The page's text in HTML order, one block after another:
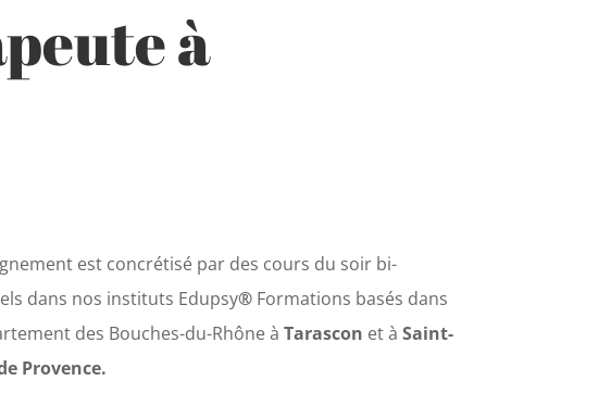
à
est concrétisé par des cours du soir bi-
dans nos instituts Edupsy®Formations basés dans
des Bouches-du-Rhône à Tarascon et à Saint-
Provence.